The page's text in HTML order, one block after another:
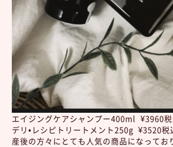
エイジングケアシャンプー400ml ¥3960税
デリ•レシピトリートメント250g ¥3520税
産後の方々にとても人気の商品になってお